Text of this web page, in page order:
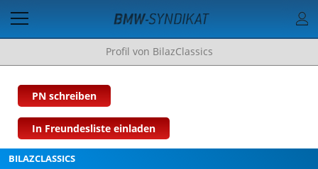
Profil von BilazClassics
PN schreiben
In Freundesliste einladen
BILAZCLASSICS